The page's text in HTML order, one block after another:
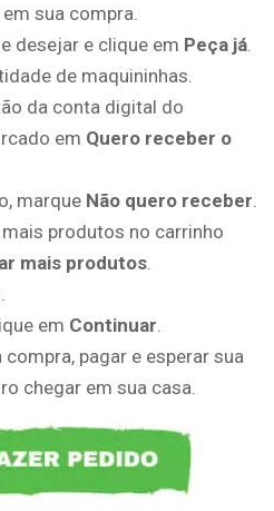
sua compra.
desejar e clique em Peça já.
de maquininhas.
da conta digital do
em Quero receber o
marque Não quero receber.
produtos no carrinho
mais produtos.
.
em Continuar.
pagar e esperar sua
chegar em sua casa.